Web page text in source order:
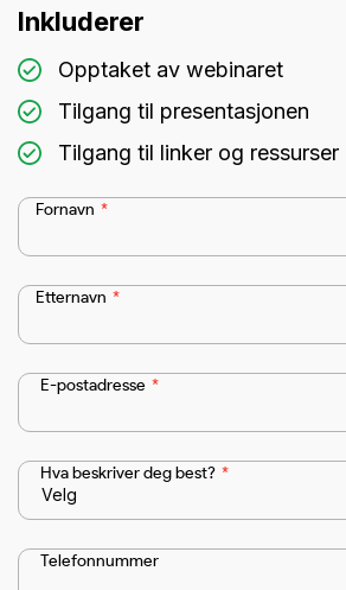
Inkluderer
Opptaket av webinaret
Tilgang til presentasjonen
Tilgang til linker og ressurser
Fornavn *
Etternavn *
E-postadresse *
Hva beskriver deg best? *
Telefonnummer